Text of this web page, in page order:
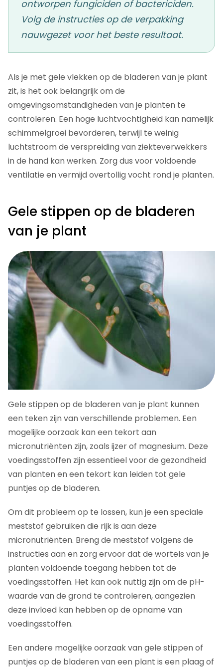
ontworpen fungiciden of bactericiden.
Volg de instructies op de verpakking
nauwgezet voor het beste resultaat.
Als je met gele vlekken op de bladeren van je plant
zit, is het ook belangrijk om de
omgevingsomstandigheden van je planten te
controleren. Een hoge luchtvochtigheid kan namelijk
schimmelgroei bevorderen, terwijl te weinig
luchtstroom de verspreiding van ziekteverwekkers
in de hand kan werken. Zorg dus voor voldoende
ventilatie en vermijd overtollig vocht rond je planten.
Gele stippen op de bladeren
van je plant
Gele stippen op de bladeren van je plant kunnen
een teken zijn van verschillende problemen. Een
mogelijke oorzaak kan een tekort aan
micronutriënten zijn, zoals ijzer of magnesium. Deze
voedingsstoffen zijn essentieel voor de gezondheid
van planten en een tekort kan leiden tot gele
puntjes op de bladeren.
Om dit probleem op te lossen, kun je een speciale
meststof gebruiken die rijk is aan deze
micronutriënten. Breng de meststof volgens de
instructies aan en zorg ervoor dat de wortels van je
planten voldoende toegang hebben tot de
voedingsstoffen. Het kan ook nuttig zijn om de pH-
waarde van de grond te controleren, aangezien
deze invloed kan hebben op de opname van
voedingsstoffen.
Een andere mogelijke oorzaak van gele stippen of
puntjes op de bladeren van een plant is een plaag of